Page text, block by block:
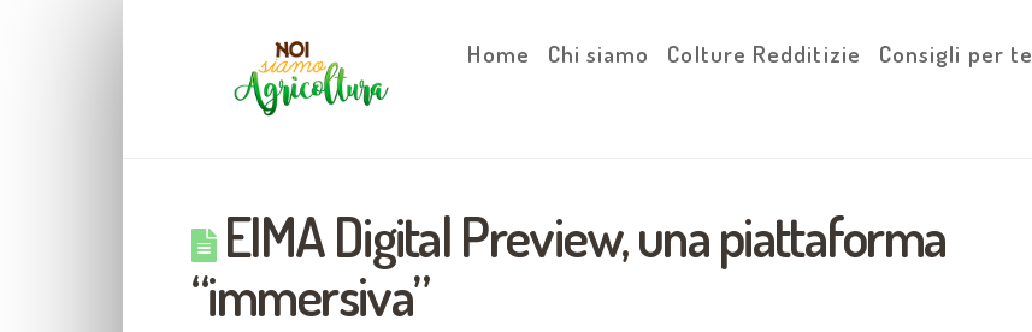
Home Chi siamo Colture Redditizie Consigli per te
EIMA Digital Preview, una piattaforma
“immersiva”